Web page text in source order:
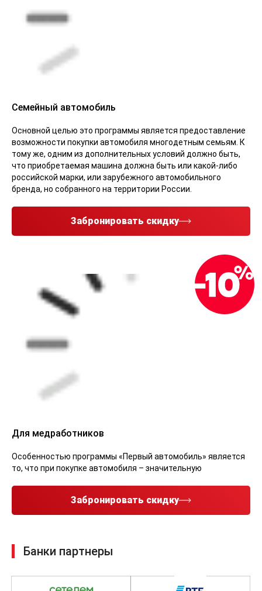
Семейный автомобиль
Основной целью это программы является предоставление
возможности покупки автомобиля многодетным семьям. К
тому же, одним из дополнительных условий должно быть,
что приобретаемая машина должна быть или какой-либо
российской марки, или зарубежного автомобильного
бренда, но собранного на территории России.
Забронировать скидку
Для медработников
Особенностью программы «Первый автомобиль» является
то, что при покупке автомобиля – значительную
Забронировать скидку
Банки партнеры